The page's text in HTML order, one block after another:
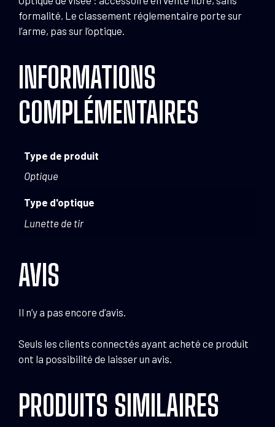
formalité. Le classement réglementaire porte sur
l’arme, pas sur l’optique.
INFORMATIONS
COMPLÉMENTAIRES
Type de produit
Optique
Type d'optique
Lunette de tir
AVIS
Il n’y a pas encore d’avis.
Seuls les clients connectés ayant acheté ce produit
ont la possibilité de laisser un avis.
PRODUITS SIMILAIRES